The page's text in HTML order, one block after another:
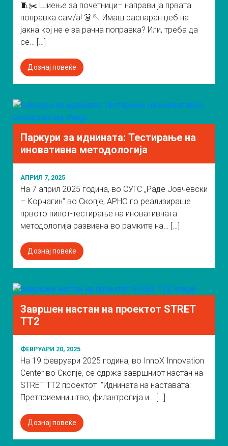
🧵✂️ Шиење за почетници– направи ја првата
поправка сам/а! 👗🪡 Имаш распаран џеб на
јакна кој не е за рачна поправка? Или, треба да
се… […]
Дознај повеќе
Паркури за иднината: Тестирање на
иновативна методологија
АПРИЛ 7, 2025
На 7 април 2025 година, во СУГС „Раде Јовчевски
– Корчагин“ во Скопје, АРНО го реализираше
првото пилот-тестирање на иновативната
методологија развиена во рамките на… […]
Дознај повеќе
Завршен настан на проектот STRET
TT2
ФЕВРУАРИ 20, 2025
На 19 февруари 2025 година, во InnoX Innovation
Center во Скопје, се одржа завршниот настан на
STRET TT2 проектот “Иднината на наставата:
Претприемништво, филантропија и… […]
Дознај повеќе